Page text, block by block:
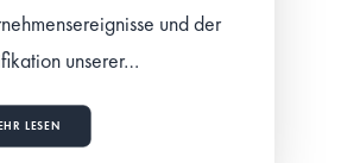
und der
unserer…
LESEN